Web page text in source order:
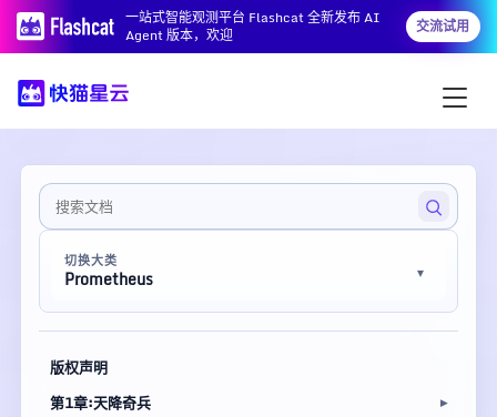
一站式智能观测平台 Flashcat 全新发布 AI
Agent 版本，欢迎
交流试用
切换大类
Prometheus
版权声明
第1章:天降奇兵